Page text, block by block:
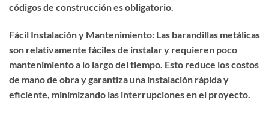
códigos de construcción es obligatorio.
Fácil Instalación y Mantenimiento: Las barandillas metálicas
son relativamente fáciles de instalar y requieren poco
mantenimiento a lo largo del tiempo. Esto reduce los costos
de mano de obra y garantiza una instalación rápida y
eficiente, minimizando las interrupciones en el proyecto.